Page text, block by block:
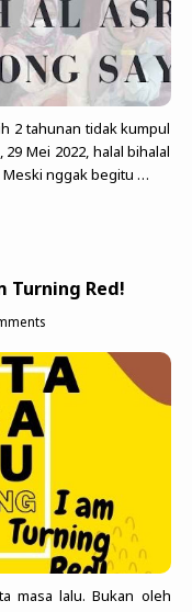
2 tahunan tidak kumpul
Mei 2022, halal bihalal
Meski nggak begitu …
Turning Red!
masa lalu. Bukan oleh